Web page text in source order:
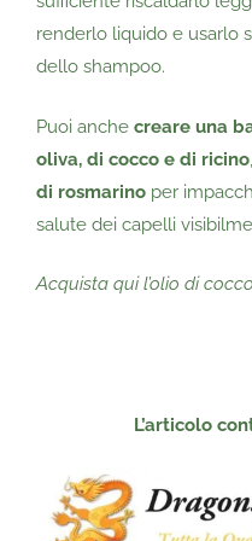
renderlo liquido e usarlo
dello shampoo.
Puoi anche creare una
oliva, di cocco e di ricino
di rosmarino per
salute dei capelli
Acquista qui l’olio di cocco
L’articolo